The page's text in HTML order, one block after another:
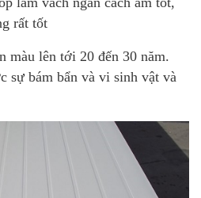
rất tốt
màu lên tới 20 đến 30 năm.
sự bám bẩn và vi sinh vật và